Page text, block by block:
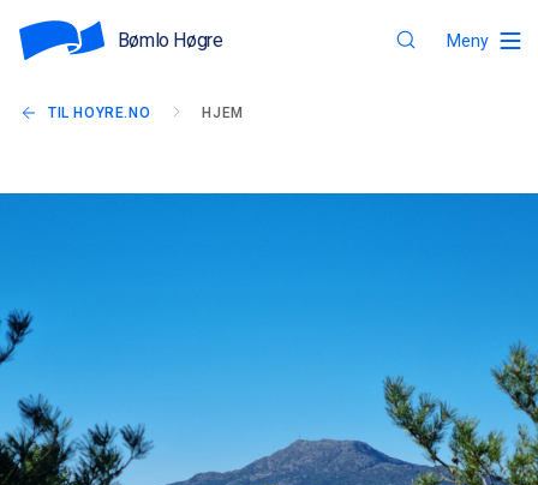
Bømlo Høgre Meny
TIL HOYRE.NO HJEM